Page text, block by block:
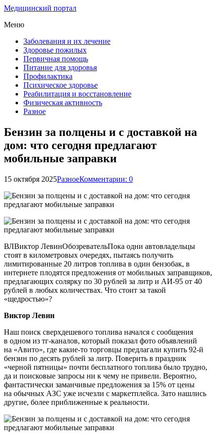
Медицинский портал
Меню
Заболевания и их лечение
Здоровье пожилых
Первичная помощь
Питание для здоровья
Профилактика
Психическое здоровье
Реабилитация и восстановление
Физическая активность
Разное
Бензин за полцены и с доставкой на
дом: что сегодня предлагают
мобильные заправки
15 октября 2025РазноеКомментарии: 0
ВЛВиктор ЛевинОбозревательПока одни автовладельцы
стоят в километровых очередях, пытаясь получить
лимитированные 20 литров топлива в один бензобак, в
интернете плодятся предложения от мобильных заправщиков,
предлагающих солярку по 30 рублей за литр и АИ-95 от 40
рублей в любых количествах. Что стоит за такой
«щедростью»?
Виктор Левин
Наш поиск сверхдешевого топлива начался с сообщения
в одном из тг-каналов, который показал фото объявлений
на «Авито», где какие-то торговцы предлагали купить 92-й
бензин по десять рублей за литр. Поверить в праздник
«черной пятницы» почти бесплатного топлива было трудно,
да и поисковые запросы ни к чему не привели. Вероятно,
фантастически заманчивые предложения за 15% от цены
на обычных АЗС уже исчезли с маркетплейса. Зато нашлись
другие, более приближенные к реальности.